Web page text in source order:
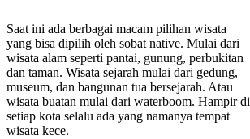
Saat ini ada berbagai macam pilihan wisata
yang bisa dipilih oleh sobat native. Mulai dari
wisata alam seperti pantai, gunung, perbukitan
dan taman. Wisata sejarah mulai dari gedung,
museum, dan bangunan tua bersejarah. Atau
wisata buatan mulai dari waterboom. Hampir di
setiap kota selalu ada yang namanya tempat
wisata kece.